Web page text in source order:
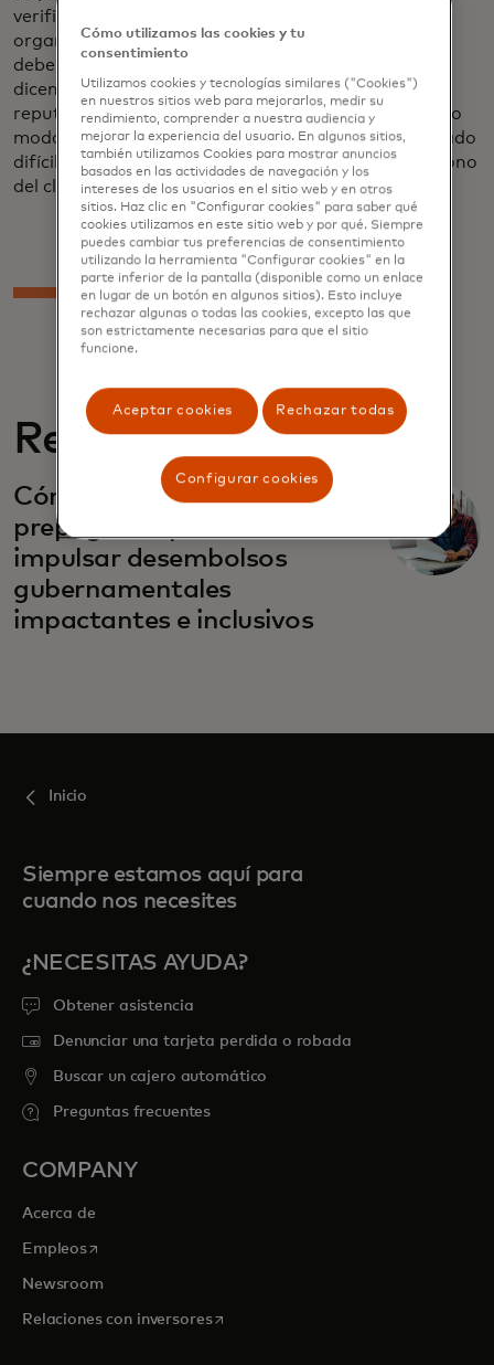
verificar que los clientes sean genuinos. Las
organizaciones caminan sobre una delgada línea:
deben asegurarse de que los clientes sean quienes
dicen ser y defenderse del fraude para proteger su
reputación y la confianza del consumidor. Del mismo
modo, no pueden hacer que el proceso sea demasiado
difícil porque de lo contrario se arriesgan al abandono
del cliente y a pérdidas financieras.
Relacionado
Cómo las soluciones
prepagadas pueden
impulsar desembolsos
gubernamentales
impactantes e inclusivos
se abre en una pestaña nueva
Inicio
Siempre estamos aquí para
cuando nos necesites
¿NECESITAS AYUDA?
Obtener asistencia
Denunciar una tarjeta perdida o robada
Buscar un cajero automático
Preguntas frecuentes
COMPANY
Acerca de
Empleosse abre en una pestaña nueva
Newsroom
Relaciones con inversoresse abre en una pestaña nueva
Cómo utilizamos las cookies y tu
consentimiento
Utilizamos cookies y tecnologías similares ("Cookies")
en nuestros sitios web para mejorarlos, medir su
rendimiento, comprender a nuestra audiencia y
mejorar la experiencia del usuario. En algunos sitios,
también utilizamos Cookies para mostrar anuncios
basados en las actividades de navegación y los
intereses de los usuarios en el sitio web y en otros
sitios. Haz clic en "Configurar cookies" para saber qué
cookies utilizamos en este sitio web y por qué. Siempre
puedes cambiar tus preferencias de consentimiento
utilizando la herramienta "Configurar cookies" en la
parte inferior de la pantalla (disponible como un enlace
en lugar de un botón en algunos sitios). Esto incluye
rechazar algunas o todas las cookies, excepto las que
son estrictamente necesarias para que el sitio
funcione.
Aceptar cookies Rechazar todas
Configurar cookies